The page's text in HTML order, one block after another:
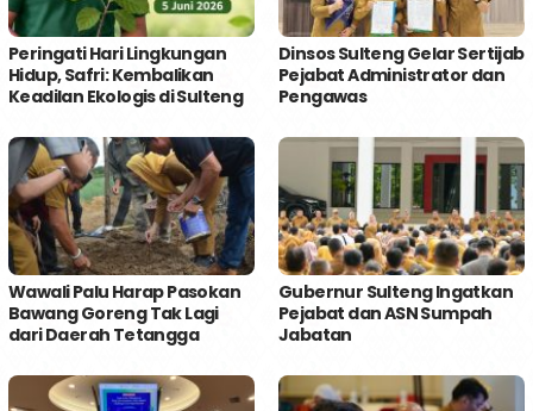
Peringati Hari Lingkungan
Hidup, Safri: Kembalikan
Keadilan Ekologis di Sulteng
Dinsos Sulteng Gelar Sertijab
Pejabat Administrator dan
Pengawas
Wawali Palu Harap Pasokan
Bawang Goreng Tak Lagi
dari Daerah Tetangga
Gubernur Sulteng Ingatkan
Pejabat dan ASN Sumpah
Jabatan